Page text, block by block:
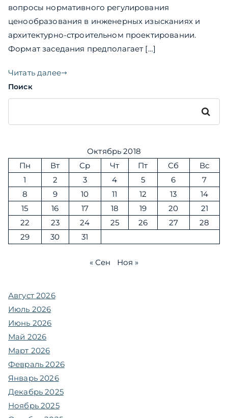
вопросы нормативного регулирования
ценообразования в инженерных изысканиях и
архитектурно-строительном проектировании.
Формат заседания предполагает […]
Читать далее
Поиск
Поиск
Октябрь 2018
Пн
Вт Ср Чт Пт Сб
Вс
1
2 3 4 5 6
7
8
9 10 11 12 13
14
15
16 17 18 19 20
21
22
23 24 25 26 27
28
29
30 31
« Сен Ноя »
Август 2026
Июль 2026
Июнь 2026
Май 2026
Март 2026
Февраль 2026
Январь 2026
Декабрь 2025
Ноябрь 2025